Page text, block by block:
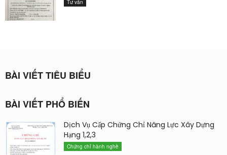
Tư vấn
BÀI VIẾT TIÊU BIỂU
BÀI VIẾT PHỔ BIẾN
Dịch Vụ Cấp Chứng Chỉ Năng Lực Xây Dựng
Hạng 1,2,3
Chứng chỉ hành nghề